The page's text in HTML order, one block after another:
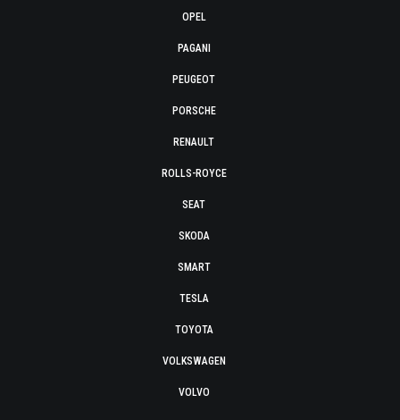
OPEL
PAGANI
PEUGEOT
PORSCHE
RENAULT
ROLLS-ROYCE
SEAT
SKODA
SMART
TESLA
TOYOTA
VOLKSWAGEN
VOLVO